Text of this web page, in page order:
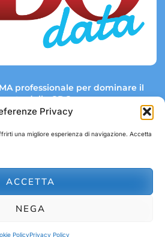
Privacy
una migliore esperienza di navigazione. Accetta
ACCETTA
NEGA
PolicyPrivacy Policy
professionale per dominare il
della GDO.
abbonamenti@gdodata.it